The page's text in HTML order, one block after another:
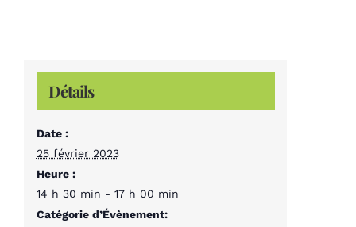
Détails
Date :
25 février 2023
Heure :
14 h 30 min - 17 h 00 min
Catégorie d’Évènement: